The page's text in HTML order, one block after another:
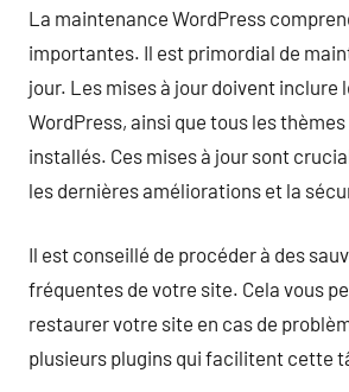
La maintenance WordPress
importantes. Il est primordial de
jour. Les mises à jour doivent inclure
WordPress, ainsi que tous les
installés. Ces mises à jour sont
les dernières améliorations et la
Il est conseillé de procéder à des
fréquentes de votre site. Cela vous
restaurer votre site en cas de
plusieurs plugins qui facilitent cette